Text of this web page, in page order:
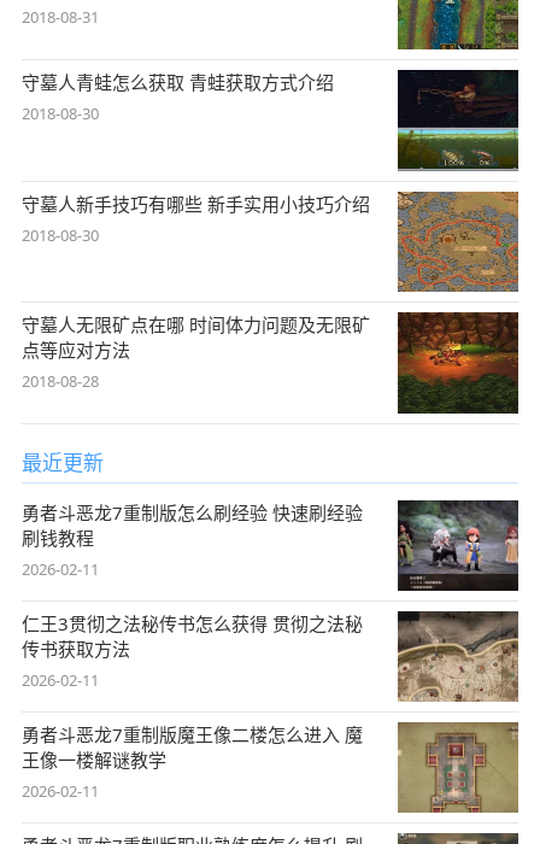
2018-08-31
守墓人青蛙怎么获取 青蛙获取方式介绍
2018-08-30
守墓人新手技巧有哪些 新手实用小技巧介绍
2018-08-30
守墓人无限矿点在哪 时间体力问题及无限矿
点等应对方法
2018-08-28
最近更新
勇者斗恶龙7重制版怎么刷经验 快速刷经验
刷钱教程
2026-02-11
仁王3贯彻之法秘传书怎么获得 贯彻之法秘
传书获取方法
2026-02-11
勇者斗恶龙7重制版魔王像二楼怎么进入 魔
王像一楼解谜教学
2026-02-11